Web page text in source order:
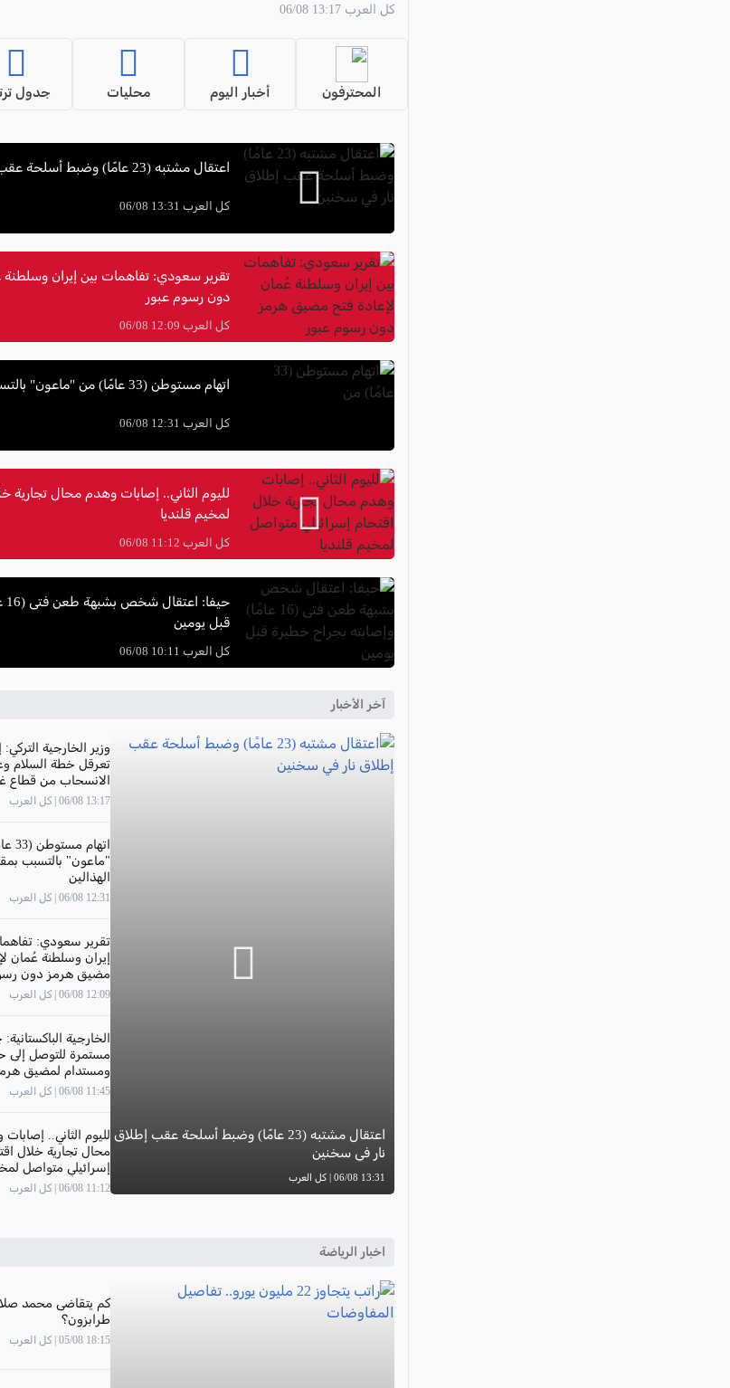
كل العرب 13:17 06/08
المحترفون أخبار اليوم محليات جدول
اعتقال مشتبه (23 عامًا) وضبط أسلحة عقب إطلاق نار في سخنين
كل العرب 13:31 06/08
تقرير سعودي: تفاهمات بين إيران
دون رسوم عبور
كل العرب 12:09 06/08
اتهام مستوطن (33 عامًا) من "ماعون" بالتسبب بمقتل عودة الهذالين
كل العرب 12:31 06/08
لليوم الثاني.. إصابات وهدم محال تجارية
لمخيم قلنديا
كل العرب 11:12 06/08
قبل يومين
كل العرب 10:11 06/08
آخر الأخبار
اعتقال مشتبه (23 عامًا) وضبط أسلحة عقب إطلاق
نار في سخنين
13:31 06/08 | كل العرب
وزير الخارجية
تعرقل خطة السلام
الانسحاب من قطاع
13:17 06/08 | كل العرب
"ماعون" بالتسبب
الهذالين
12:31 06/08 | كل العرب
تقرير سعودي:
إيران وسلطنة عُمان
مضيق هرمز دون
12:09 06/08 | كل العرب
الخارجية
مستمرة للتوصل
ومستدام لمضيق
11:45 06/08 | كل العرب
لليوم الثاني..
محال تجارية خلال
إسرائيلي متواصل
11:12 06/08 | كل العرب
اخبار الرياضة
كم يتقاضى محمد
طرابزون؟
18:15 05/08 | كل العرب